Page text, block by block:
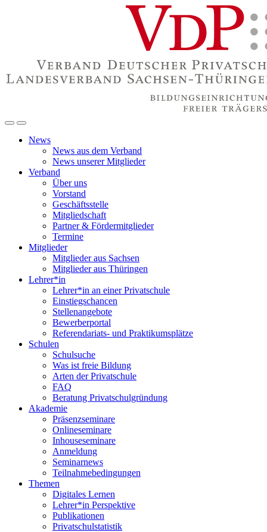
News
News aus dem Verband
News unserer Mitglieder
Verband
Über uns
Vorstand
Geschäftsstelle
Mitgliedschaft
Partner & Fördermitglieder
Termine
Mitglieder
Mitglieder aus Sachsen
Mitglieder aus Thüringen
Lehrer*in
Lehrer*in an einer Privatschule
Einstiegschancen
Stellenangebote
Bewerberportal
Referendariats- und Praktikumsplätze
Schulen
Schulsuche
Was ist freie Bildung
Arten der Privatschule
FAQ
Beratung Privatschulgründung
Akademie
Präsenzseminare
Onlineseminare
Inhouseseminare
Anmeldung
Seminarnews
Teilnahmebedingungen
Themen
Digitales Lernen
Lehrer*in Perspektive
Publikationen
Privatschulstatistik